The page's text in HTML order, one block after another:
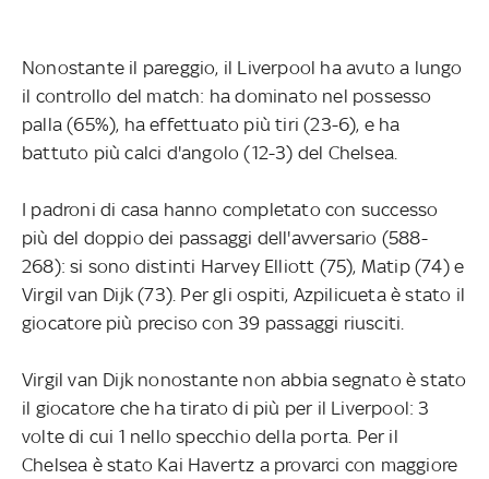
Nonostante il pareggio, il Liverpool ha avuto a lungo
il controllo del match: ha dominato nel possesso
palla (65%), ha effettuato più tiri (23-6), e ha
battuto più calci d'angolo (12-3) del Chelsea.
I padroni di casa hanno completato con successo
più del doppio dei passaggi dell'avversario (588-
268): si sono distinti Harvey Elliott (75), Matip (74) e
Virgil van Dijk (73). Per gli ospiti, Azpilicueta è stato il
giocatore più preciso con 39 passaggi riusciti.
Virgil van Dijk nonostante non abbia segnato è stato
il giocatore che ha tirato di più per il Liverpool: 3
volte di cui 1 nello specchio della porta. Per il
Chelsea è stato Kai Havertz a provarci con maggiore